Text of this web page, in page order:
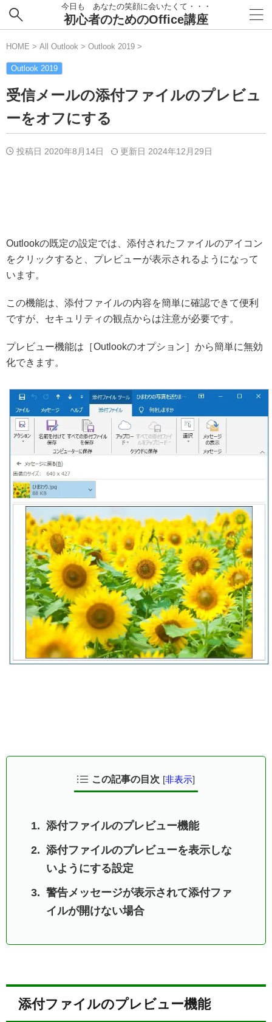
今日も あなたの笑顔に会いたくて・・・
初心者のためのOffice講座
HOME > All Outlook > Outlook 2019 >
Outlook 2019
受信メールの添付ファイルのプレビュ
ーをオフにする
投稿日 2020年8月14日 更新日 2024年12月29日
Outlookの既定の設定では、添付されたファイルのアイコン
をクリックすると、プレビューが表示されるようになって
います。
この機能は、添付ファイルの内容を簡単に確認できて便利
ですが、セキュリティの観点からは注意が必要です。
プレビュー機能は［Outlookのオプション］から簡単に無効
化できます。
この記事の目次 [非表示]
添付ファイルのプレビュー機能
添付ファイルのプレビューを表示しな
いようにする設定
警告メッセージが表示されて添付ファ
イルが開けない場合
添付ファイルのプレビュー機能